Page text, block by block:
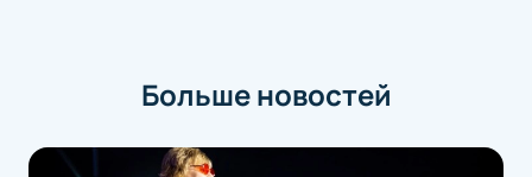
Больше новостей